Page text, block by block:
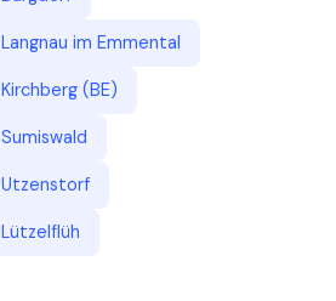
Langnau im Emmental
Kirchberg (BE)
Sumiswald
Utzenstorf
Lützelflüh